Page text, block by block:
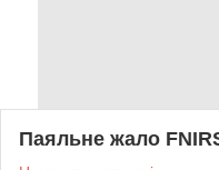
Паяльне жало